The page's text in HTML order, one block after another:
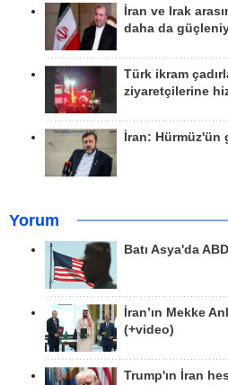
İran ve Irak
daha da
Türk ikram
ziyaretçilerine
İran: Hürmüz'ün
Yorum
Batı Asya'da
İran’ın Mekke
(+video)
Trump'ın İran